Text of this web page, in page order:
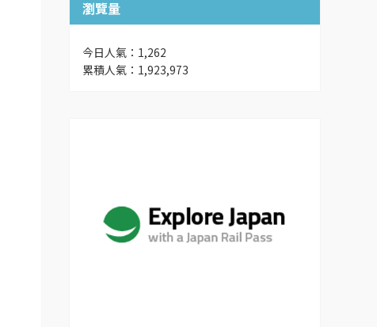
瀏覽量
今日人氣：1,262
累積人氣：1,923,973